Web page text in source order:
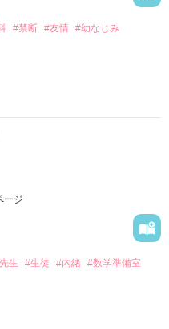
作品の長さについて
#禁断 #友情 #幼なじみ
ージ
生 #生徒 #内緒 #数学準備室